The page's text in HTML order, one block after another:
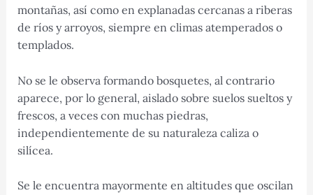
montañas, así como en explanadas cercanas a riberas
de ríos y arroyos, siempre en climas atemperados o
templados.
No se le observa formando bosquetes, al contrario
aparece, por lo general, aislado sobre suelos sueltos y
frescos, a veces con muchas piedras,
independientemente de su naturaleza caliza o
silícea.
Se le encuentra mayormente en altitudes que oscilan